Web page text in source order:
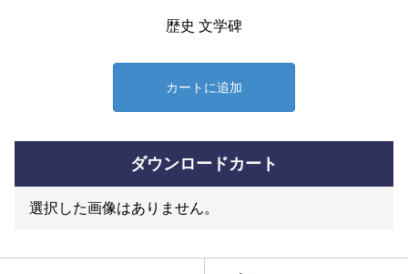
歴史 文学碑
カートに追加
ダウンロードカート
選択した画像はありません。